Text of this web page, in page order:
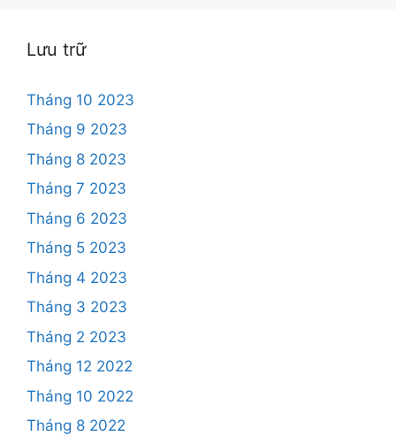
Lưu trữ
Tháng 10 2023
Tháng 9 2023
Tháng 8 2023
Tháng 7 2023
Tháng 6 2023
Tháng 5 2023
Tháng 4 2023
Tháng 3 2023
Tháng 2 2023
Tháng 12 2022
Tháng 10 2022
Tháng 8 2022